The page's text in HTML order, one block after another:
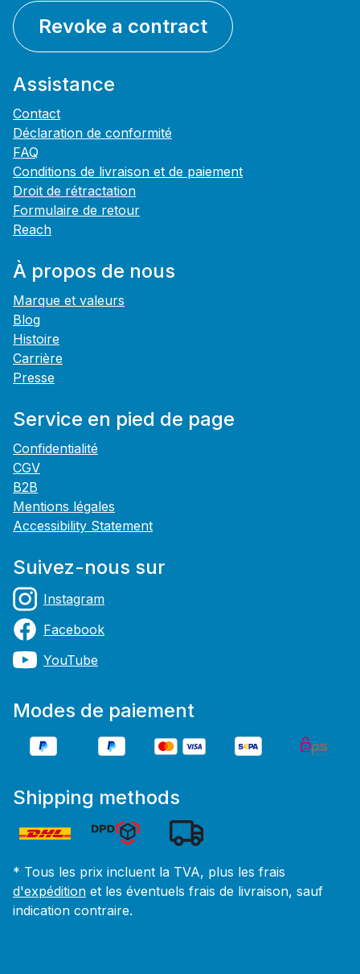
Revoke a contract
Assistance
Contact
Déclaration de conformité
FAQ
Conditions de livraison et de paiement
Droit de rétractation
Formulaire de retour
Reach
À propos de nous
Marque et valeurs
Blog
Histoire
Carrière
Presse
Service en pied de page
Confidentialité
CGV
B2B
Mentions légales
Accessibility Statement
Suivez-nous sur
Instagram
Facebook
YouTube
Modes de paiement
Shipping methods
* Tous les prix incluent la TVA, plus les frais
d'expédition et les éventuels frais de livraison, sauf
indication contraire.